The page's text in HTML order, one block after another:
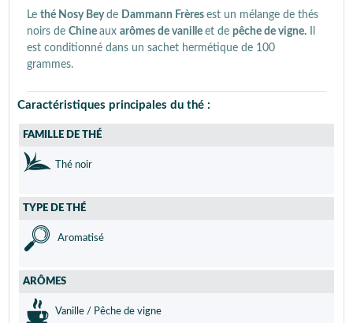
Le thé Nosy Beyde Dammann Frères est un mélange de thés
noirs de Chine aux arômes de vanille et de pêche de vigne.
est conditionné dans un sachet hermétique de 100
grammes.
Caractéristiques principales du thé :
FAMILLE DE THÉ
Thé noir
TYPE DE THÉ
Aromatisé
ARÔMES
Vanille / Pêche de vigne